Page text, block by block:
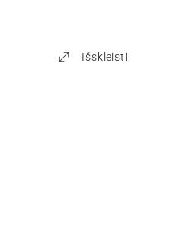
Išskleisti